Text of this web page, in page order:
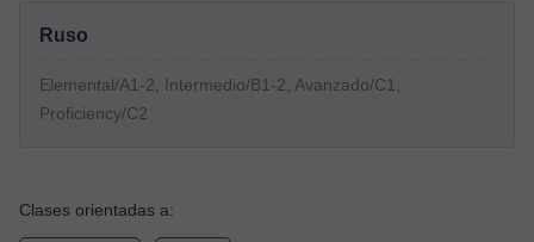
Ruso
Elemental/A1-2, Intermedio/B1-2, Avanzado/C1,
Proficiency/C2
Clases orientadas a: